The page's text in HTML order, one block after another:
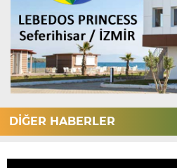
DİĞER HABERLER